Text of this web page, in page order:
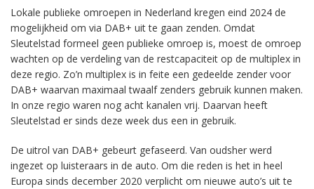
Lokale publieke omroepen in Nederland kregen eind 2024 de
mogelijkheid om via DAB+ uit te gaan zenden. Omdat
Sleutelstad formeel geen publieke omroep is, moest de omroep
wachten op de verdeling van de restcapaciteit op de multiplex in
deze regio. Zo’n multiplex is in feite een gedeelde zender voor
DAB+ waarvan maximaal twaalf zenders gebruik kunnen maken.
In onze regio waren nog acht kanalen vrij. Daarvan heeft
Sleutelstad er sinds deze week dus een in gebruik.
De uitrol van DAB+ gebeurt gefaseerd. Van oudsher werd
ingezet op luisteraars in de auto. Om die reden is het in heel
Europa sinds december 2020 verplicht om nieuwe auto’s uit te